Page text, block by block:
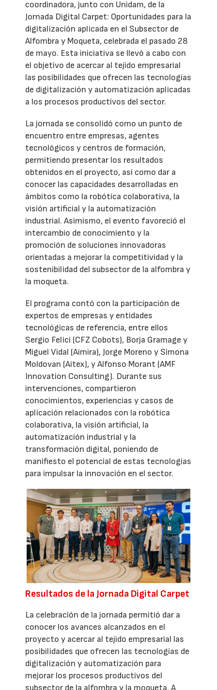
coordinadora, junto con Unidam, de la
Jornada Digital Carpet: Oportunidades para la
digitalización aplicada en el Subsector de
Alfombra y Moqueta, celebrada el pasado 28
de mayo. Esta iniciativa se llevó a cabo con
el objetivo de acercar al tejido empresarial
las posibilidades que ofrecen las tecnologías
de digitalización y automatización aplicadas
a los procesos productivos del sector.
La jornada se consolidó como un punto de
encuentro entre empresas, agentes
tecnológicos y centros de formación,
permitiendo presentar los resultados
obtenidos en el proyecto, así como dar a
conocer las capacidades desarrolladas en
ámbitos como la robótica colaborativa, la
visión artificial y la automatización
industrial. Asimismo, el evento favoreció el
intercambio de conocimiento y la
promoción de soluciones innovadoras
orientadas a mejorar la competitividad y la
sostenibilidad del subsector de la alfombra y
la moqueta.
El programa contó con la participación de
expertos de empresas y entidades
tecnológicas de referencia, entre ellos
Sergio Felici (CFZ Cobots), Borja Gramage y
Miguel Vidal (Aimira), Jorge Moreno y Simona
Moldovan (Aitex), y Alfonso Morant (AMF
Innovation Consulting). Durante sus
intervenciones, compartieron
conocimientos, experiencias y casos de
aplicación relacionados con la robótica
colaborativa, la visión artificial, la
automatización industrial y la
transformación digital, poniendo de
manifiesto el potencial de estas tecnologías
para impulsar la innovación en el sector.
Resultados de la Jornada Digital Carpet
La celebración de la jornada permitió dar a
conocer los avances alcanzados en el
proyecto y acercar al tejido empresarial las
posibilidades que ofrecen las tecnologías de
digitalización y automatización para
mejorar los procesos productivos del